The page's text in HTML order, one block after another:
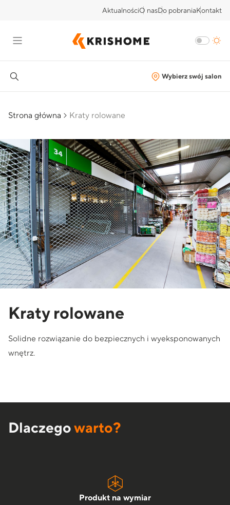
AktualnościO nasDo pobraniaKontakt
Wybierz swój salon
Strona główna Kraty rolowane
Kraty rolowane
Solidne rozwiązanie do bezpiecznych i wyeksponowanych
wnętrz.
Dlaczegowarto?